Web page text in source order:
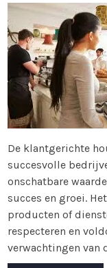
De klantgerichte
succesvolle
onschatbare
succes en groei.
producten of
respecteren en
verwachtingen van